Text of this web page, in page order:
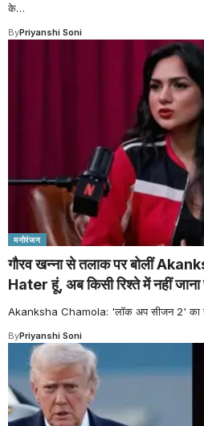
के…
ByPriyanshi Soni
मनोरंजन
गौरव खन्ना से तलाक पर बोलीं
Hater हूं, अब किसी रिश्ते में नहीं जाना
Akanksha Chamola: 'लॉक अप सीजन 2' का
ByPriyanshi Soni